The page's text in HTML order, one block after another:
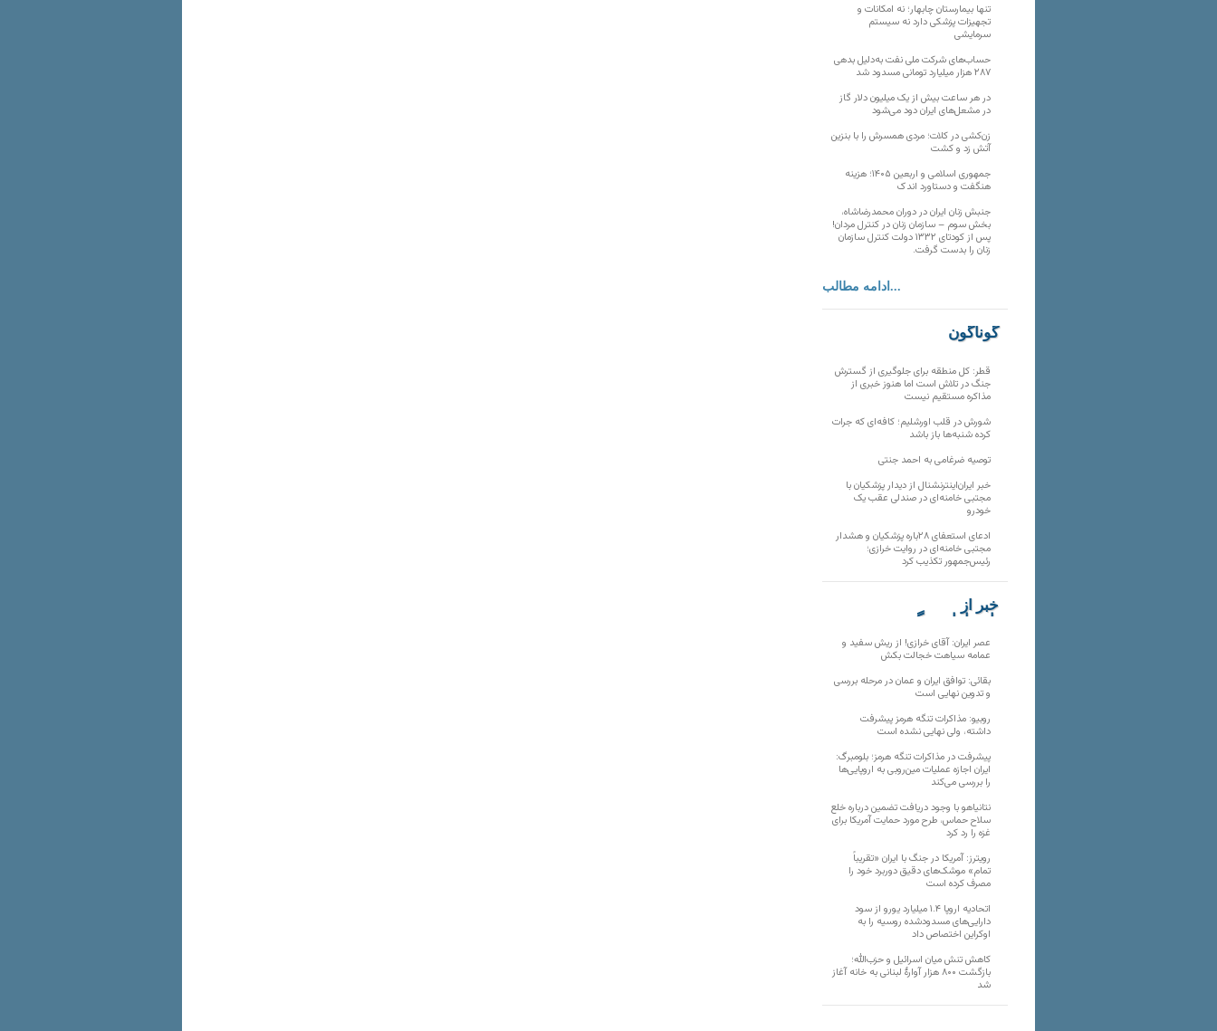
تنها بیمارستان چابهار؛ نه امکانات و
تجهیزات پزشکی دارد نه سیستم
سرمایشی
حساب‌های شرکت ملی نفت به‌دلیل بدهی
۲۸۷ هزار میلیارد تومانی مسدود شد
در هر ساعت بیش از یک میلیون دلار گاز
در مشعل‌های ایران دود می‌شود
زن‌کشی در کلات؛ مردی همسرش را با بنزین
آتش زد و کشت
جمهوری اسلامی و اربعین ۱۴۰۵؛ هزینه
هنگفت و دستاورد اندک
جنبش زنان ایران در دوران محمدرضاشاه،
بخش سوم – سازمان زنان در کنترل مردان!
پس از کودتای ۱۳۳۲ دولت کنترل سازمان
زنان را بدست گرفت.
ادامه مطالب...
گوناگون
قطر: کل منطقه برای جلوگیری از گسترش
جنگ در تلاش است اما هنوز خبری از
مذاکره مستقیم نیست
شورش در قلب اورشلیم؛ کافه‌ای که جرات
کرده شنبه‌ها باز باشد
توصیه ضرغامی به احمد جنتی
خبر ایران‌اینترنشنال از دیدار پزشکیان با
مجتبی خامنه‌ای در صندلی عقب یک
خودرو
ادعای استعفای ۲۸باره پزشکیان و هشدار
مجتبی خامنه‌ای در روایت خرازی؛
رئیس‌جمهور تکذیب کرد
خبر از
تارنماهای دیگر
عصر ایران: آقای خرازی! از ریش سفید و
عمامه سیاهت خجالت بکش
بقائی: توافق ایران و عمان در مرحله بررسی
و تدوین نهایی است
روبیو: مذاکرات تنگه هرمز پیشرفت
داشته، ولی نهایی نشده است
پیشرفت در مذاکرات تنگه هرمز؛ بلومبرگ:
ایران اجازه عملیات مین‌روبی به اروپایی‌ها
را بررسی می‌کند
نتانیاهو با وجود دریافت تضمین درباره خلع
سلاح حماس، طرح مورد حمایت آمریکا برای
غزه را رد کرد
رویترز: آمریکا در جنگ با ایران «تقریباً
تمام» موشک‌های دقیق دوربرد خود را
مصرف کرده است
اتحادیه اروپا ۱.۴ میلیارد یورو از سود
دارایی‌های مسدودشده روسیه را به
اوکراین ‏اختصاص داد
کاهش تنش میان اسرائیل و حزب‌الله؛
بازگشت ۸۰۰ هزار آوارۀ لبنانی به خانه‌ آغاز
شد